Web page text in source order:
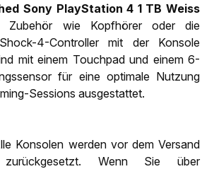
Sony PlayStation 4 1 TB Weiss
Zubehör wie Kopfhörer oder die
4-Controller mit der Konsole
mit einem Touchpad und einem 6-
für eine optimale Nutzung
Sessions ausgestattet.
Konsolen werden vor dem Versand
Wenn Sie über